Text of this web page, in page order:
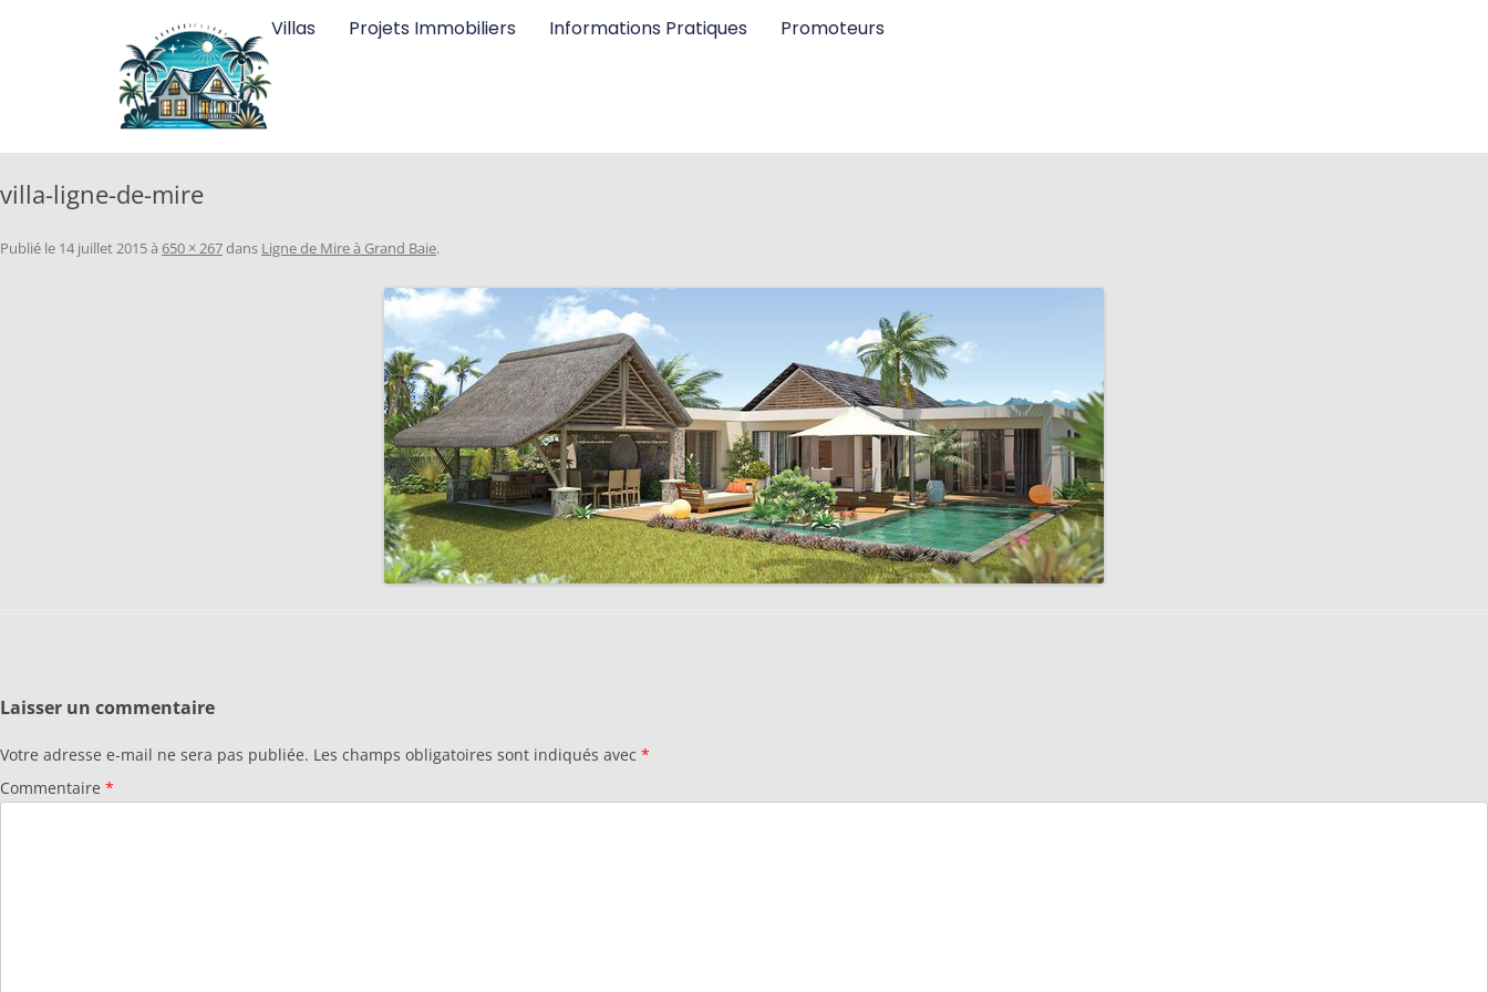
Villas Projets Immobiliers Informations Pratiques Promoteurs
villa-ligne-de-mire
Publié le 14 juillet 2015à 650 × 267dans Ligne de Mire à Grand Baie.
Laisser un commentaire
Votre adresse e-mail ne sera pas publiée. Les champs obligatoires sont indiqués avec *
Commentaire *